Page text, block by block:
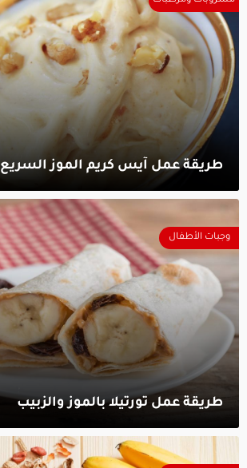
طريقة عمل آيس كريم الموز السريع‎
وجبات الأطفال
طريقة عمل تورتيلا بالموز والزبيب‎